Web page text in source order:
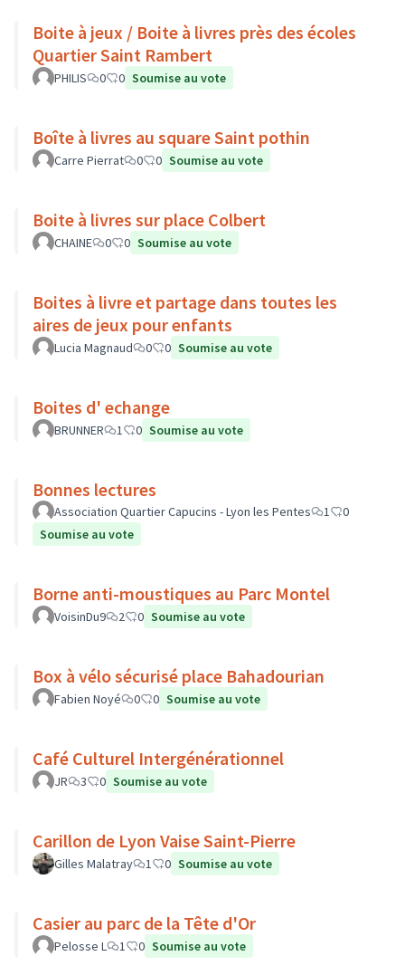
Boite à jeux / Boite à livres près des écoles
Quartier Saint Rambert
PHILIS 0 0 Soumise au vote
Boîte à livres au square Saint pothin
Carre Pierrat 0 0 Soumise au vote
Boite à livres sur place Colbert
CHAINE 0 0 Soumise au vote
Boites à livre et partage dans toutes les
aires de jeux pour enfants
Lucia Magnaud 0 0 Soumise au vote
Boites d' echange
BRUNNER 1 0 Soumise au vote
Bonnes lectures
Association Quartier Capucins - Lyon les Pentes 1
0
Soumise au vote
Borne anti-moustiques au Parc Montel
VoisinDu9 2 0 Soumise au vote
Box à vélo sécurisé place Bahadourian
Fabien Noyé 0 0 Soumise au vote
Café Culturel Intergénérationnel
JR 3 0 Soumise au vote
Carillon de Lyon Vaise Saint-Pierre
Gilles Malatray 1 0 Soumise au vote
Casier au parc de la Tête d'Or
Pelosse L 1 0 Soumise au vote